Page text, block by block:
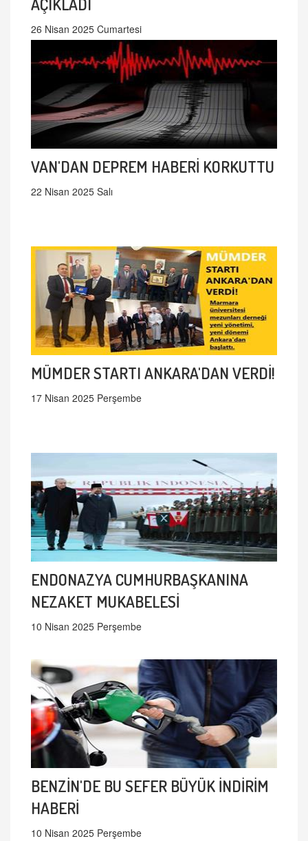
26 Nisan 2025 Cumartesi
VAN'DAN DEPREM HABERİ KORKUTTU
22 Nisan 2025 Salı
MÜMDER STARTI ANKARA'DAN VERDİ!
17 Nisan 2025 Perşembe
ENDONAZYA CUMHURBAŞKANINA
NEZAKET MUKABELESİ
10 Nisan 2025 Perşembe
BENZİN'DE BU SEFER BÜYÜK İNDİRİM
HABERİ
10 Nisan 2025 Perşembe